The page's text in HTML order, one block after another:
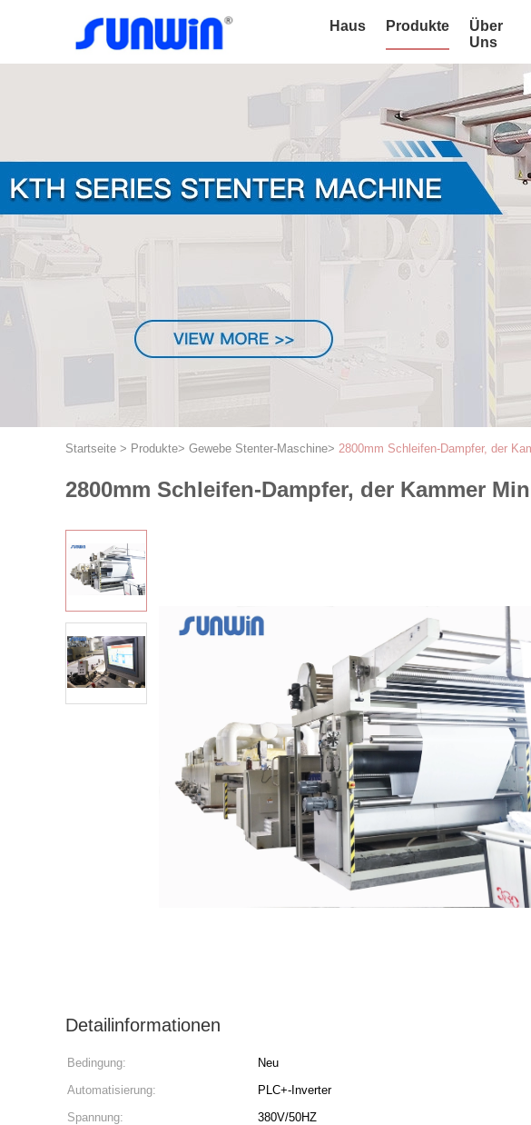
Haus Produkte
Über
Uns
Startseite > Produkte> Gewebe Stenter-Maschine> 2800mm Schleifen-Dampfer, der
2800mm Schleifen-Dampfer, der Kammer
Detailinformationen
Bedingung: Neu
Automatisierung:
PLC+-Inverter
Spannung:
380V/50HZ